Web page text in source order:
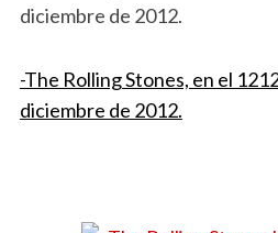
diciembre de 2012.
-The Rolling Stones, en el
diciembre de 2012.